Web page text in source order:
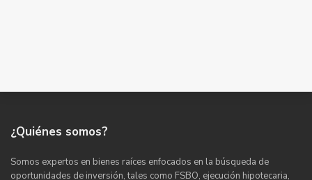
¿Quiénes somos?
Somos expertos en bienes raíces enfocados en la búsqueda de
oportunidades de inversión, tales como FSBO, ejecución hipotecaria,